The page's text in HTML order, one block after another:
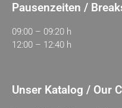
Pausenzeiten /
09:00 – 09:20 h
12:00 – 12:40 h
Unser Katalog / Our